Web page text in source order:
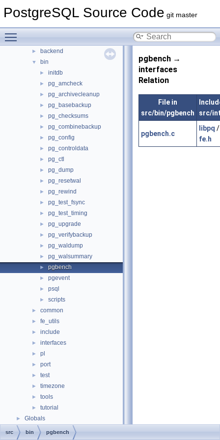
PostgreSQL Source Code git master
▼ Files
▼ File List
► contrib
► backend
▼ bin
► initdb
► pg_amcheck
► pg_archivecleanup
► pg_basebackup
► pg_checksums
► pg_combinebackup
► pg_config
► pg_controldata
► pg_ctl
► pg_dump
► pg_resetwal
► pg_rewind
► pg_test_fsync
► pg_test_timing
► pg_upgrade
► pg_verifybackup
► pg_waldump
► pg_walsummary
► pgbench
► pgevent
► psql
► scripts
► common
► fe_utils
► include
► interfaces
► pl
► port
► test
► timezone
► tools
► tutorial
► Globals
pgbench →
interfaces
Relation
File in
src/bin/pgbench
src/
pgbench.c
libpq
fe.h
src bin pgbench